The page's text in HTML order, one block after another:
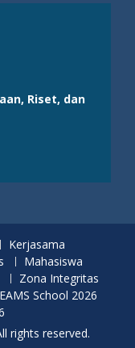
Riset, dan
Kerjasama
Mahasiswa
Zona Integritas
School 2026
rights reserved.